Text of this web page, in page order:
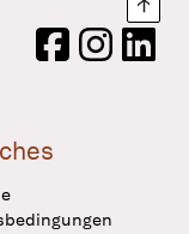
FacebookInstagram